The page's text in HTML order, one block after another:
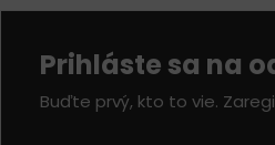
Prihláste sa na
Buďte prvý, kto to vie.